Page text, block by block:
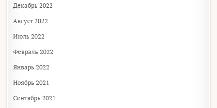
Декабрь 2022
Август 2022
Июль 2022
Февраль 2022
Январь 2022
Ноябрь 2021
Сентябрь 2021